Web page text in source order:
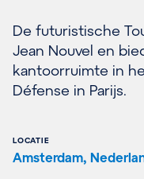
De futuristische
Jean Nouvel en
kantoorruimte in
Défense in Parijs.
LOCATIE
Amsterdam,